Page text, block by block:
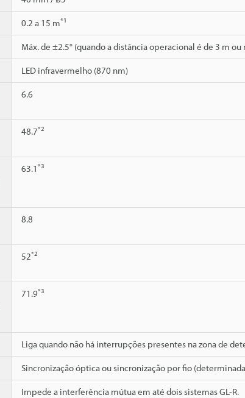
0.2 a 15 m*1
Máx. de ±2.5° (quando a distância operacional é de 3 m ou
LED infravermelho (870 nm)
6.6
48.7*2
63.1 *3
8.8
52*2
71.9*3
Liga quando não há interrupções presentes na zona de
Sincronização óptica ou sincronização por fio
Impede a interferência mútua em até dois sistemas GL-R.